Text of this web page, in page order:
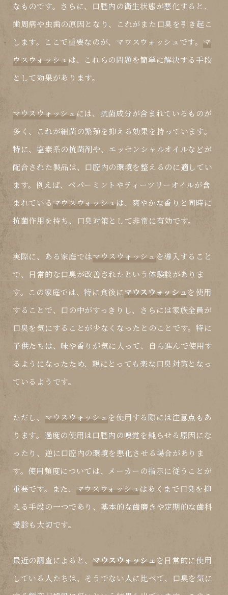
なものです。さらに、口腔内の衛生状態が悪化すると、
歯周病や虫歯の原因となり、これがまた口臭を引き起こ
します。ここで重要なのが、 マウスウォッシュです。 マ
ウスウォッシュ は、これらの問題を簡単に解決する手段
として効果があります。
マウスウォッシュ には、抗菌成分が含まれているものが
多く、これが細菌の繁殖を抑える効果を持っています。
特に、塩素系の抗菌剤や、エッセンシャルオイルなどが
配合された製品は、口腔内の環境を整えるのに適してい
ます。例えば、ペパーミントやティーツリーオイルが含
まれている マウスウォッシュ は、爽やかな香りと同時に
抗菌作用を持ち、口臭対策として非常に有効です。
実際に、ある家庭ではマウスウォッシュ を導入すること
で、日常的な口臭が改善されたという体験談がありま
す。この家庭では、特に食後にマウスウォッシュを使用
することで、口の中がすっきりし、さらには家族全員が
口臭を気にすることが少なくなったとのことです。特に
子供たちは、味や香りが気に入って、自ら進んで使用す
るようになったため、親にとっても楽な口臭対策となっ
ているようです。
ただし、 マウスウォッシュを使用する際には注意点もあ
ります。過度の使用は口腔内の嗅覚を鈍らせる原因にな
ったり、逆に口腔内の環境を悪化させる場合がありま
す。使用頻度については、メーカーの指示に従うことが
重要です。また、 マウスウォッシュはあくまで口臭を抑
える手段の一つであり、基本的な歯磨きや定期的な歯科
受診も大切です。
最近の調査によると、 マウスウォッシュ を日常的に使用
している人たちは、そうでない人に比べて、口臭を気に